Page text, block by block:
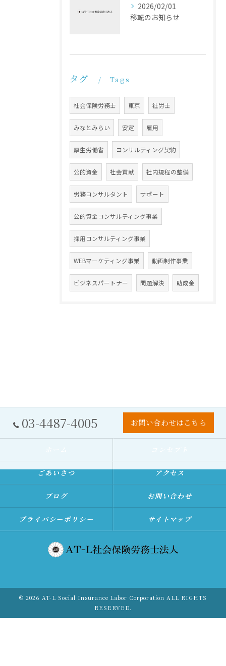
2026/02/01
移転のお知らせ
タグ Tags
社会保険労務士 東京 社労士
みなとみらい 安定 雇用
厚生労働省 コンサルティング契約
公的資金 社会貢献 社内規程の整備
労務コンサルタント サポート
公的資金コンサルティング事業
採用コンサルティング事業
WEBマーケティング事業 動画制作事業
ビジネスパートナー 問題解決 助成金
03-4487-4005 お問い合わせはこちら
ごあいさつ アクセス
ブログ お問い合わせ
プライバシーポリシー サイトマップ
© 2026 AT-L Social Insurance Labor Corporation ALL RIGHTS
RESERVED.